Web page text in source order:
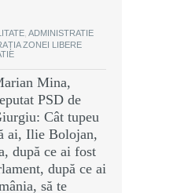
ADMINISTRATIE
ZONEI LIBERE
Mina,
PSD de
Cât tupeu
ai, Ilie Bolojan,
după ce ai fost
după ce ai
să te